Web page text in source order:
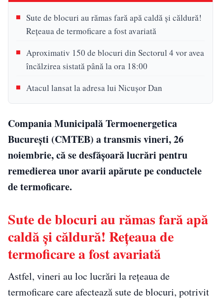
Sute de blocuri au rămas fară apă caldă şi căldură!
Reţeaua de termoficare a fost avariată
Aproximativ 150 de blocuri din Sectorul 4 vor avea
încălzirea sistată până la ora 18:00
Atacul lansat la adresa lui Nicușor Dan
Compania Municipală Termoenergetica
Bucureşti (CMTEB) a transmis vineri, 26
noiembrie, că se desfăşoară lucrări pentru
remedierea unor avarii apărute pe conductele
de termoficare.
Sute de blocuri au rămas fară apă
caldă şi căldură! Reţeaua de
termoficare a fost avariată
Astfel, vineri au loc lucrări la reţeaua de
termoficare care afectează sute de blocuri, potrivit